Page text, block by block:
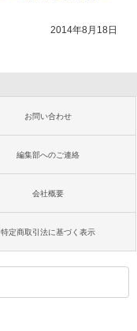
2014年8月18日
お問い合わせ
編集部へのご連絡
会社概要
特定商取引法に基づく表示